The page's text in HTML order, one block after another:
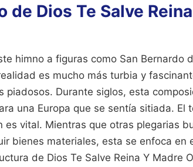
de Dios Te Salve
himno a figuras como San Bernardo
es mucho más turbia y
piadosos. Durante siglos, esta
una Europa que se sentía sitiada. El
es vital. Mientras que otras plegarias
bienes materiales, esta se enfoca en
de Dios Te Salve Reina Y Madre